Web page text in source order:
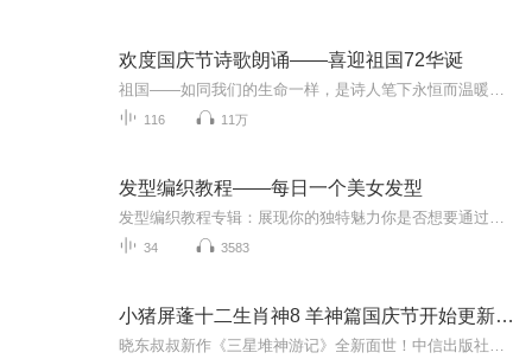
欢度国庆节诗歌朗诵——喜迎祖国72华诞
116 11万
发型编织教程——每日一个美女发型
34 3583
小猪屏蓬十二生肖神8 羊神篇国庆节开始更新啦！